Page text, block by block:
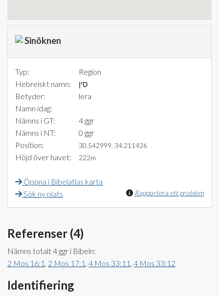
Sinöknen
Typ:
Region
Hebreiskt namn:
סִין
Betyder:
lera
Namn idag:
Nämns i GT:
4 ggr
Nämns i NT:
0 ggr
Position:
30.542999, 34.211426
Höjd över havet: 222m
Öppna i Bibelatlas karta
Sök ny plats
Rapportera ett problem
Referenser (4)
Nämns totalt 4 ggr i Bibeln:
2 Mos 16:1 , 2 Mos 17:1 , 4 Mos 33:11 , 4 Mos 33:12
Identifiering